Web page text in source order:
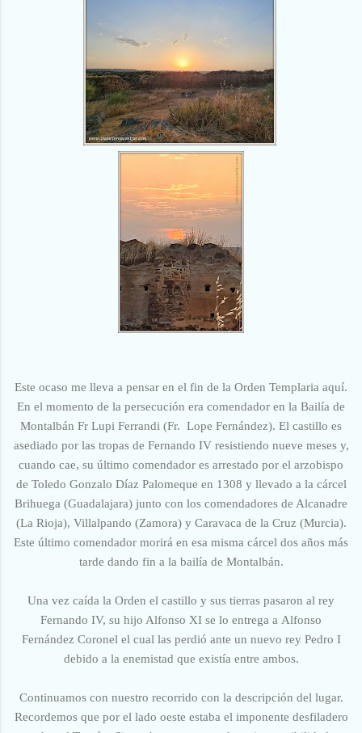
Este ocaso me lleva a pensar en el fin de la Orden Templaria aquí.
En el momento de la persecución era comendador en la Bailía de
Montalbán Fr Lupi Ferrandi (Fr. Lope Fernández). El castillo es
asediado por las tropas de Fernando IV resistiendo nueve meses y,
cuando cae, su último comendador es arrestado por el arzobispo
de Toledo Gonzalo Díaz Palomeque en 1308 y llevado a la cárcel
Brihuega (Guadalajara) junto con los comendadores de Alcanadre
(La Rioja), Villalpando (Zamora) y Caravaca de la Cruz (Murcia).
Este último comendador morirá en esa misma cárcel dos años más
tarde dando fin a la bailía de Montalbán.
Una vez caída la Orden el castillo y sus tierras pasaron al rey
Fernando IV, su hijo Alfonso XI se lo entrega a Alfonso
Fernández Coronel el cual las perdió ante un nuevo rey Pedro I
debido a la enemistad que existía entre ambos.
Continuamos con nuestro recorrido con la descripción del lugar.
Recordemos que por el lado oeste estaba el imponente desfiladero